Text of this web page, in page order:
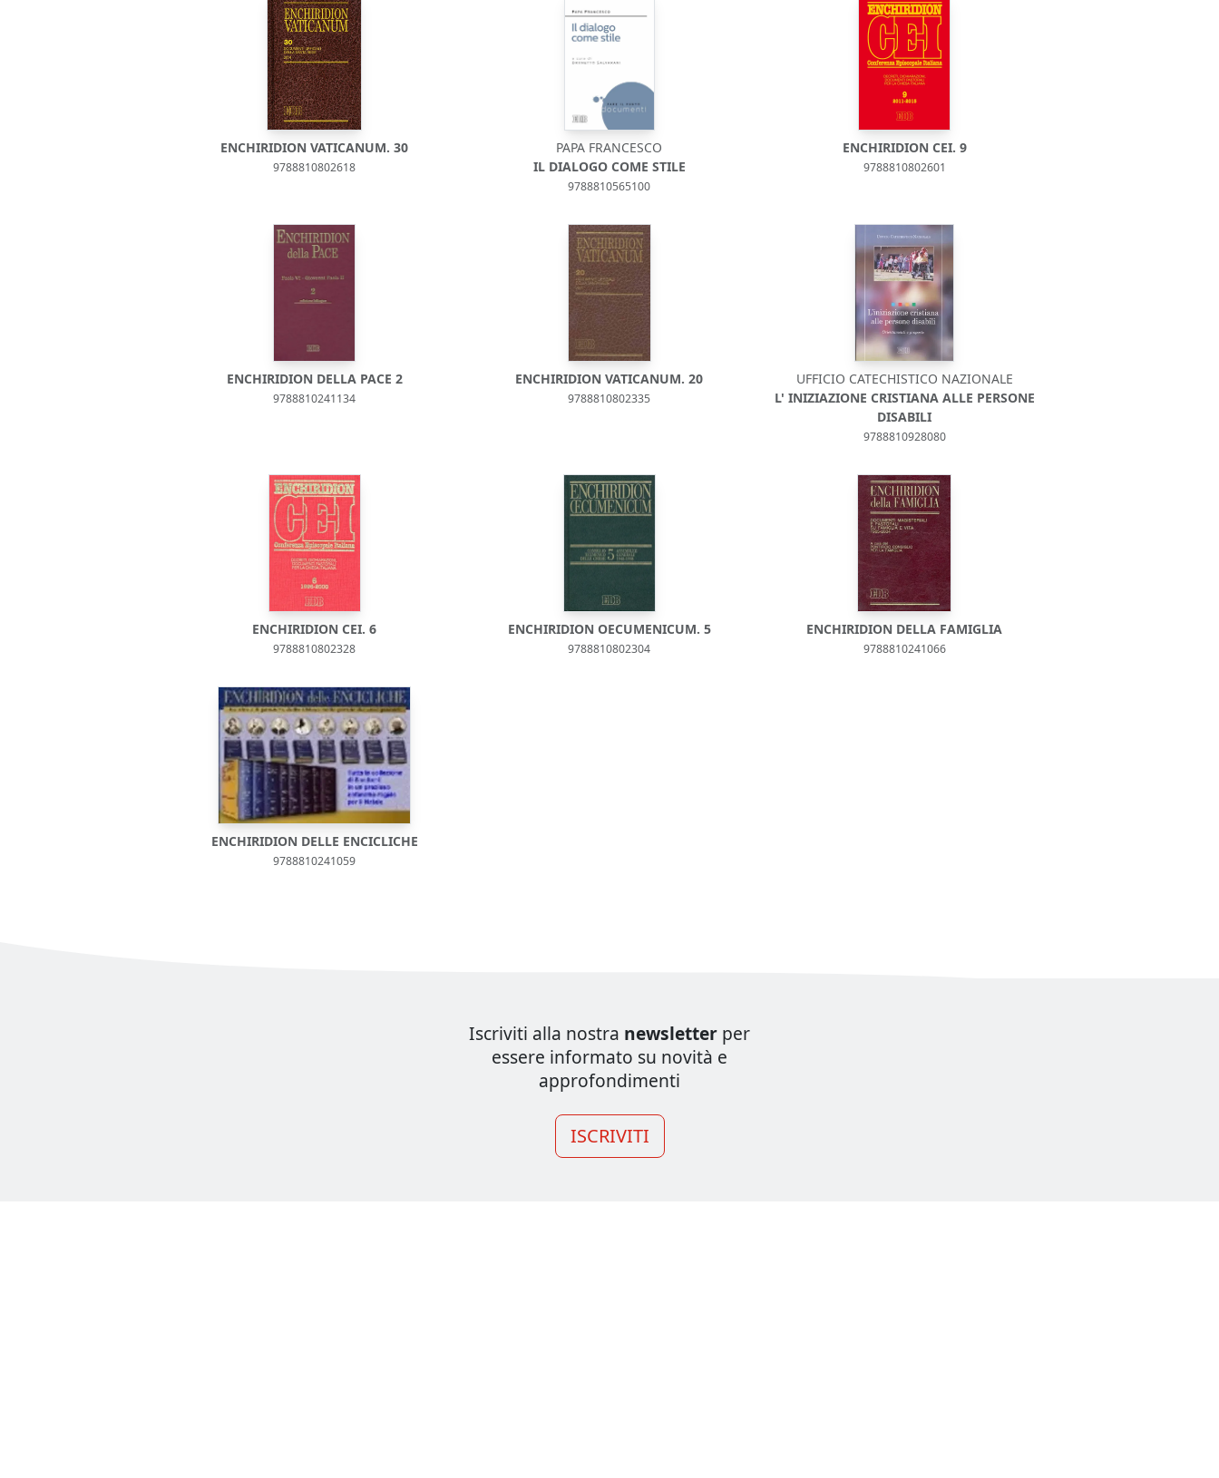
ENCHIRIDION VATICANUM. 30
9788810802618
PAPA FRANCESCO
IL DIALOGO COME STILE
9788810565100
ENCHIRIDION CEI. 9
9788810802601
ENCHIRIDION DELLA PACE 2
9788810241134
ENCHIRIDION VATICANUM. 20
9788810802335
UFFICIO CATECHISTICO NAZIONALE
L' INIZIAZIONE CRISTIANA ALLE PERSONE
DISABILI
9788810928080
ENCHIRIDION CEI. 6
9788810802328
ENCHIRIDION OECUMENICUM. 5
9788810802304
ENCHIRIDION DELLA FAMIGLIA
9788810241066
ENCHIRIDION DELLE ENCICLICHE
9788810241059
Iscriviti alla nostra newsletter per
essere informato su novità e
approfondimenti
ISCRIVITI